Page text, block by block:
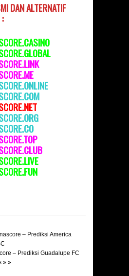
DANALTERNATIF
:
E.LINK
O
– Prediksi America
– Prediksi Guadalupe FC
» »